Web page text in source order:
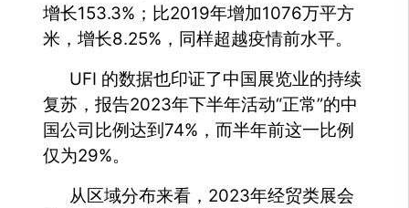
增长153.3%；比2019年增加1076万平方
米，增长8.25%，同样超越疫情前水平。
UFI 的数据也印证了中国展览业的持续
复苏，报告2023年下半年活动“正常”的中
国公司比例达到74%，而半年前这一比例
仅为29%。
从区域分布来看，2023年经贸类展会